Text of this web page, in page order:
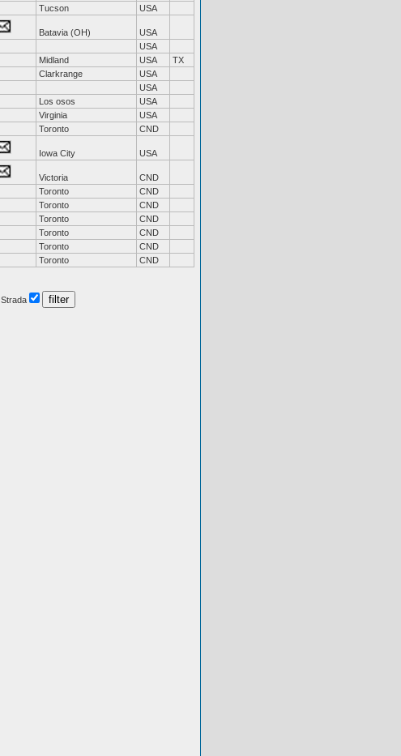
Tucson USA
Batavia (OH)
USA
USA
Midland USA
TX
Clarkrange
USA
USA
Los osos
USA
Virginia
USA
Toronto CND
Iowa City USA
Victoria
CND
Toronto
CND
Toronto
CND
Toronto
CND
Toronto
CND
Toronto
CND
Toronto CND
Strada